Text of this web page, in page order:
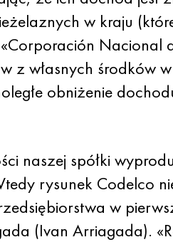
w kraju
z własnych środków
obniżenie
naszej spółki
rysunek Codelco
w
(Ivan Arriagada).